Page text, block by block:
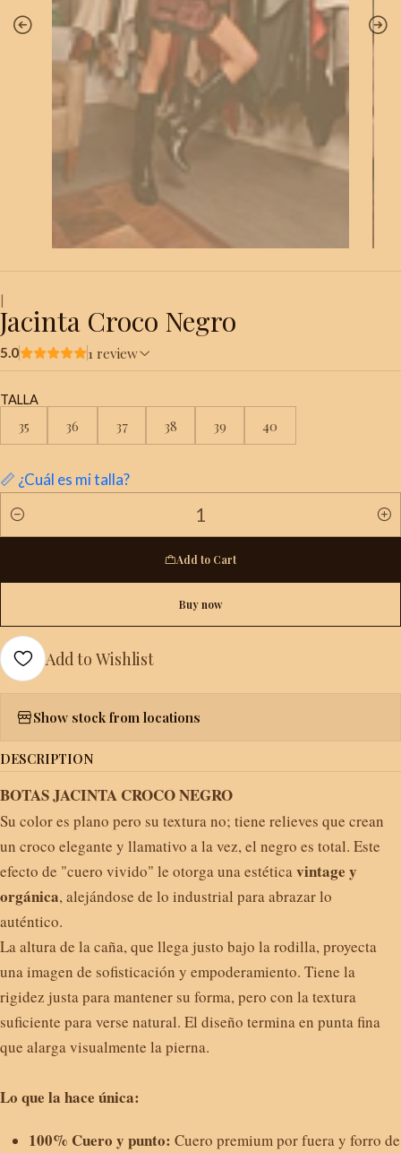
|
Jacinta Croco Negro
5.0 1 review
TALLA
35 36 37 38 39 40
📏 ¿Cuál es mi talla?
Quantity
Add to Cart
Buy now
Add to Wishlist
Show stock from locations
DESCRIPTION
BOTAS JACINTA CROCO NEGRO
Su color es plano pero su textura no; tiene relieves que crean
un croco elegante y llamativo a la vez, el negro es total. Este
efecto de "cuero vivido" le otorga una estéticavintage y
orgánica, alejándose de lo industrial para abrazar lo
auténtico.
La altura de la caña, que llega justo bajo la rodilla, proyecta
una imagen de sofisticación y empoderamiento. Tiene la
rigidez justa para mantener su forma, pero con la textura
suficiente para verse natural. El diseño termina en punta fina
que alarga visualmente la pierna.
Lo que la hace única:
100% Cuero y punto: Cuero premium por fuera y forro de